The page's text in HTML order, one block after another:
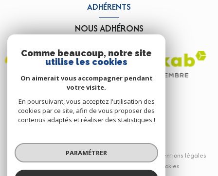
ADHÉRENTS
NOUS ADHÉRONS
© 2026 | Tous droits réservés
Nos partenaires
Nos honoraires
Mentions légales
Cookies
Comme beaucoup, notre site
utilise les cookies
On aimerait vous accompagner pendant
votre visite.
En poursuivant, vous acceptez l'utilisation des
cookies par ce site, afin de vous proposer des
contenus adaptés et réaliser des statistiques !
PARAMÉTRER